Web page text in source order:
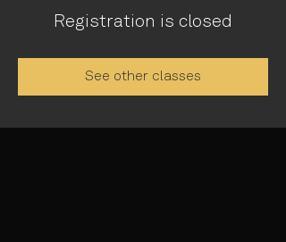
Registration is closed
See other classes